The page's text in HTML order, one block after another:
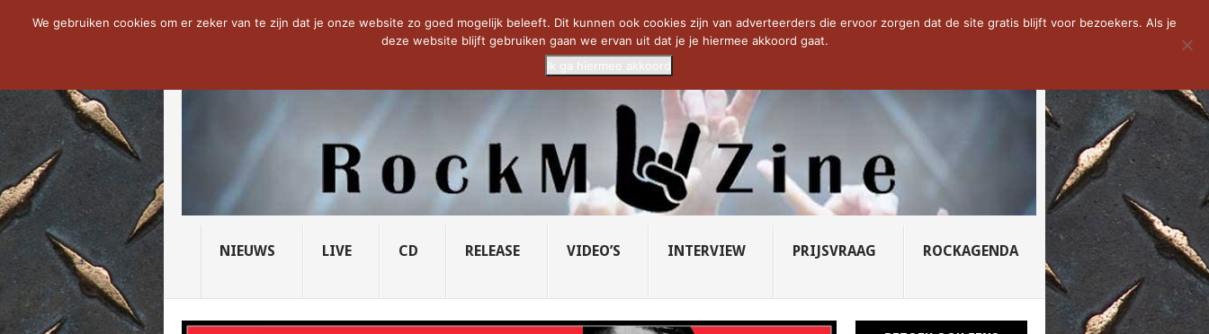
NOW TRENDING: THE VICIOUS HEAD SOCIETY... PRIDE OF LIONS – U... SAVATAGE KOMT TERUG IN 0... CD VAN DE WEEK: SLEEPING...
NIEUWS LIVE CD RELEASE VIDEO’S INTERVIEW PRIJSVRAAG ROCKAGENDA
We gebruiken cookies om er zeker van te zijn dat je onze website zo goed mogelijk beleeft. Dit kunnen ook cookies zijn van adverteerders die ervoor zorgen dat de site gratis blijft voor bezoekers. Als je
deze website blijft gebruiken gaan we ervan uit dat je je hiermee akkoord gaat.
Ik ga hiermee akkoord